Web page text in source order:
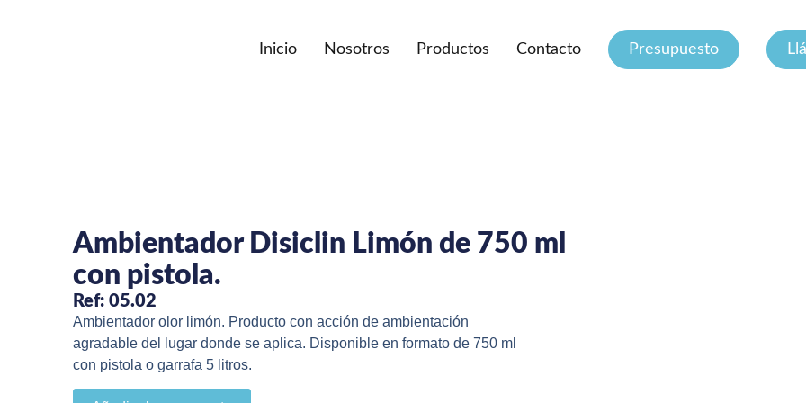
Inicio Nosotros Productos Contacto Presupuesto
Ambientador Disiclin Limón de 750 ml
con pistola.
Ref: 05.02
Ambientador olor limón. Producto con acción de ambientación
agradable del lugar donde se aplica. Disponible en formato de 750 ml
con pistola o garrafa 5 litros.